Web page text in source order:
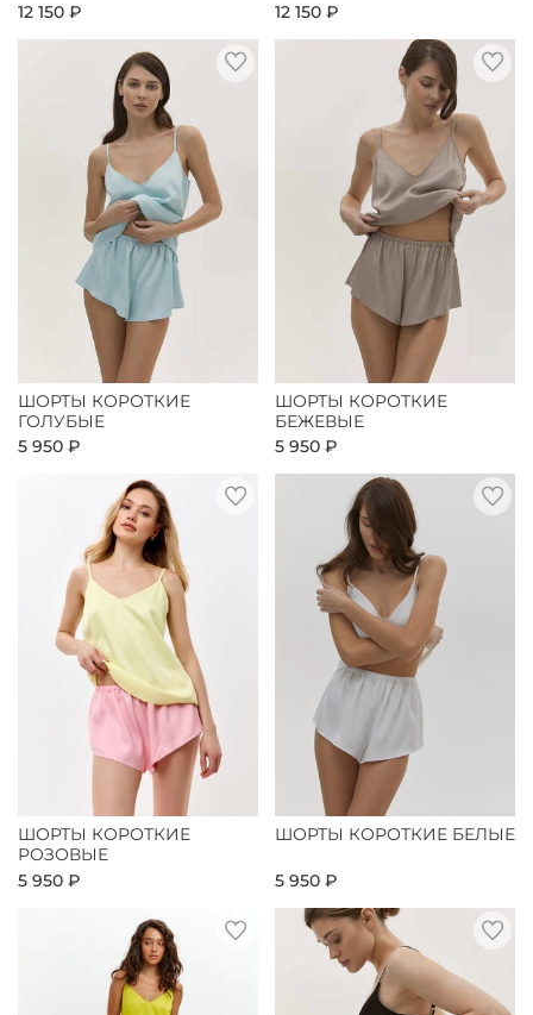
12 150 ₽
12 150 ₽
ШОРТЫ КОРОТКИЕ
ГОЛУБЫЕ
5 950 ₽
ШОРТЫ КОРОТКИЕ
БЕЖЕВЫЕ
5 950 ₽
ШОРТЫ КОРОТКИЕ
РОЗОВЫЕ
5 950 ₽
ШОРТЫ КОРОТКИЕ БЕЛЫЕ
5 950 ₽